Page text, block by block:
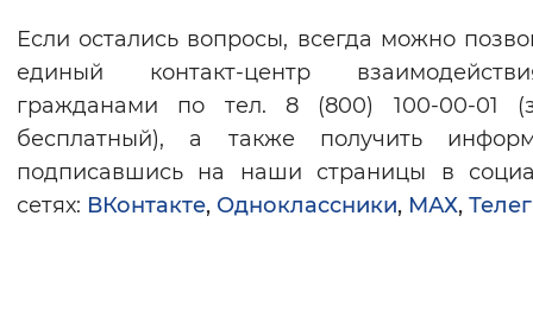
Если остались вопросы, всегда можно
единый контакт-центр
гражданами по тел. 8 (800) 100-00-01
бесплатный), а также получить
подписавшись на наши страницы в
сетях: ВКонтакте, Одноклассники, МАХ,